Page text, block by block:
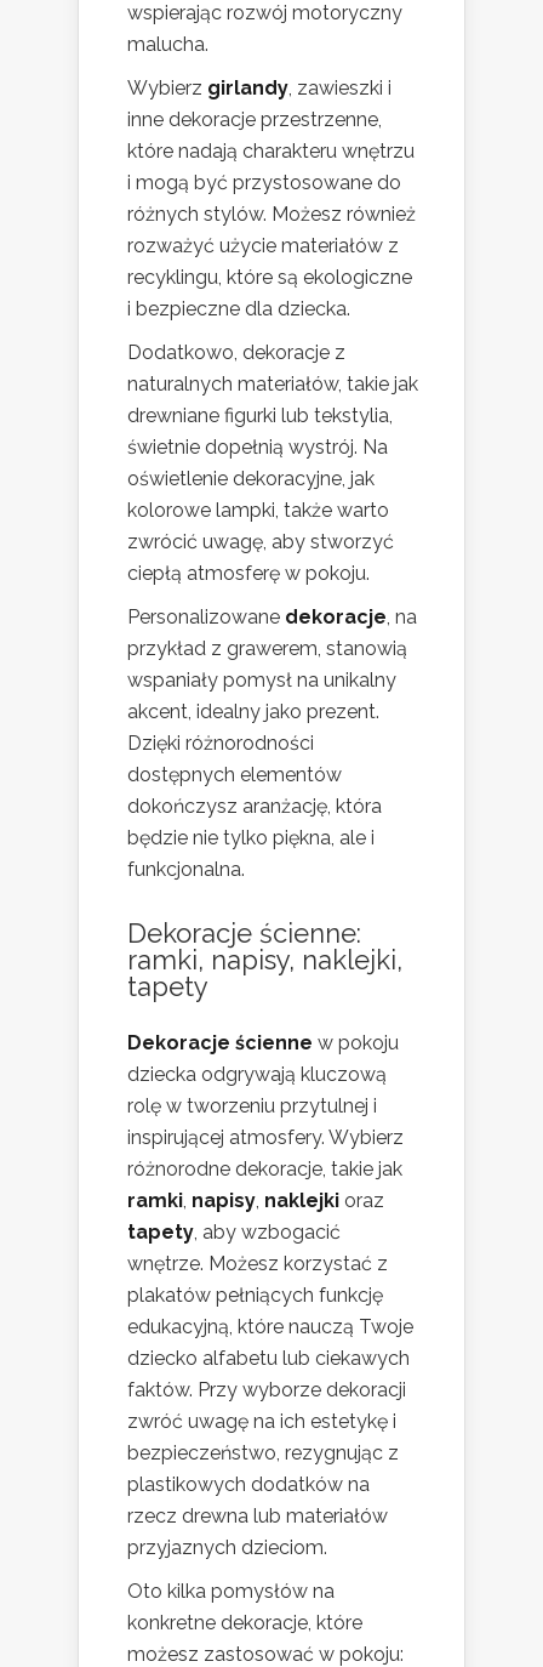
wspierając rozwój motoryczny
malucha.
Wybierz girlandy, zawieszki i
inne dekoracje przestrzenne,
które nadają charakteru wnętrzu
i mogą być przystosowane do
różnych stylów. Możesz również
rozważyć użycie materiałów z
recyklingu, które są ekologiczne
i bezpieczne dla dziecka.
Dodatkowo, dekoracje z
naturalnych materiałów, takie jak
drewniane figurki lub tekstylia,
świetnie dopełnią wystrój. Na
oświetlenie dekoracyjne, jak
kolorowe lampki, także warto
zwrócić uwagę, aby stworzyć
ciepłą atmosferę w pokoju.
Personalizowane dekoracje, na
przykład z grawerem, stanowią
wspaniały pomysł na unikalny
akcent, idealny jako prezent.
Dzięki różnorodności
dostępnych elementów
dokończysz aranżację, która
będzie nie tylko piękna, ale i
funkcjonalna.
Dekoracje ścienne:
ramki, napisy, naklejki,
tapety
Dekoracje ścienne w pokoju
dziecka odgrywają kluczową
rolę w tworzeniu przytulnej i
inspirującej atmosfery. Wybierz
różnorodne dekoracje, takie jak
ramki, napisy, naklejki oraz
tapety, aby wzbogacić
wnętrze. Możesz korzystać z
plakatów pełniących funkcję
edukacyjną, które nauczą Twoje
dziecko alfabetu lub ciekawych
faktów. Przy wyborze dekoracji
zwróć uwagę na ich estetykę i
bezpieczeństwo, rezygnując z
plastikowych dodatków na
rzecz drewna lub materiałów
przyjaznych dzieciom.
Oto kilka pomysłów na
konkretne dekoracje, które
możesz zastosować w pokoju: